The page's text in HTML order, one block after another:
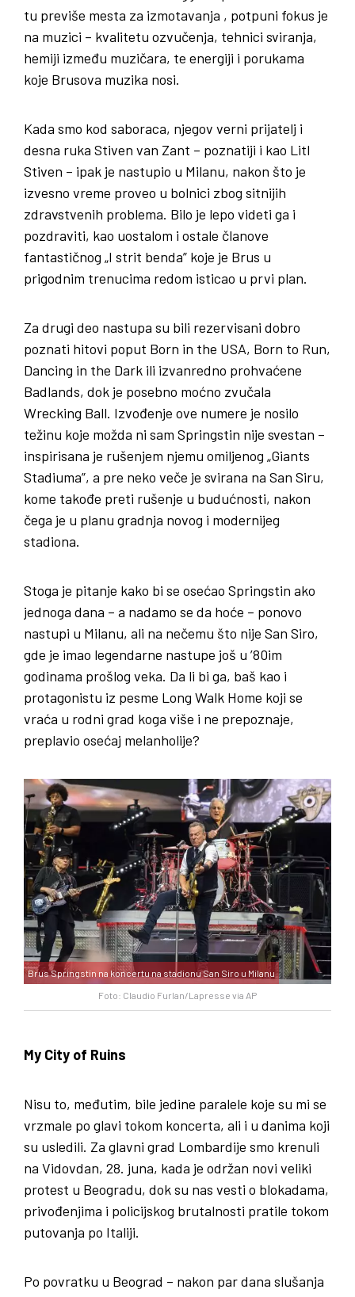
tu previše mesta za izmotavanja , potpuni fokus je
na muzici – kvalitetu ozvučenja, tehnici sviranja,
hemiji između muzičara, te energiji i porukama
koje Brusova muzika nosi.
Kada smo kod saboraca, njegov verni prijatelj i
desna ruka Stiven van Zant – poznatiji i kao Litl
Stiven – ipak je nastupio u Milanu, nakon što je
izvesno vreme proveo u bolnici zbog sitnijih
zdravstvenih problema. Bilo je lepo videti ga i
pozdraviti, kao uostalom i ostale članove
fantastičnog „I strit benda” koje je Brus u
prigodnim trenucima redom isticao u prvi plan.
Za drugi deo nastupa su bili rezervisani dobro
poznati hitovi poput Born in the USA, Born to Run,
Dancing in the Dark ili izvanredno prohvaćene
Badlands, dok je posebno moćno zvučala
Wrecking Ball. Izvođenje ove numere je nosilo
težinu koje možda ni sam Springstin nije svestan –
inspirisana je rušenjem njemu omiljenog „Giants
Stadiuma”, a pre neko veče je svirana na San Siru,
kome takođe preti rušenje u budućnosti, nakon
čega je u planu gradnja novog i modernijeg
stadiona.
Stoga je pitanje kako bi se osećao Springstin ako
jednoga dana – a nadamo se da hoće – ponovo
nastupi u Milanu, ali na nečemu što nije San Siro,
gde je imao legendarne nastupe još u ’80im
godinama prošlog veka. Da li bi ga, baš kao i
protagonistu iz pesme Long Walk Home koji se
vraća u rodni grad koga više i ne prepoznaje,
preplavio osećaj melanholije?
Foto: Claudio Furlan/Lapresse via AP
Brus Springstin na koncertu na stadionu San Siro u Milanu
My City of Ruins
Nisu to, međutim, bile jedine paralele koje su mi se
vrzmale po glavi tokom koncerta, ali i u danima koji
su usledili. Za glavni grad Lombardije smo krenuli
na Vidovdan, 28. juna, kada je održan novi veliki
protest u Beogradu, dok su nas vesti o blokadama,
privođenjima i policijskog brutalnosti pratile tokom
putovanja po Italiji.
Po povratku u Beograd – nakon par dana slušanja